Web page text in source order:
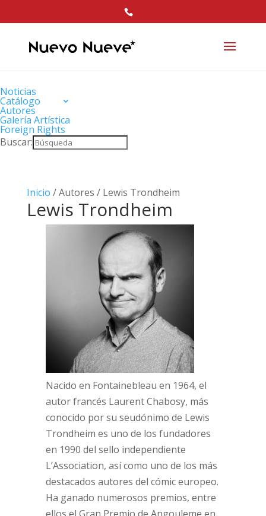
Noticias
Catálogo
Autores
Galería Artística
Foreign Rights
Buscar:
Inicio / Autores / Lewis Trondheim
Lewis Trondheim
Nacido en Fontainebleau en 1964, el
autor francés Laurent Chabosy, más
conocido por su seudónimo de Lewis
Trondheim es uno de los fundadores
en 1990 del sello independiente
L’Association, así como uno de los más
destacados autores del cómic europeo.
Ha ganado numerosos premios, entre
ellos el Gran Premio de Angouleme en